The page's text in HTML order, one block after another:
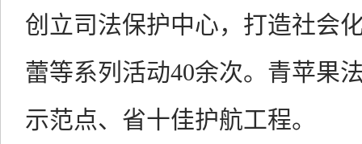
创立司法保护中心，打造社会
蕾等系列活动40余次。青苹果
示范点、省十佳护航工程。